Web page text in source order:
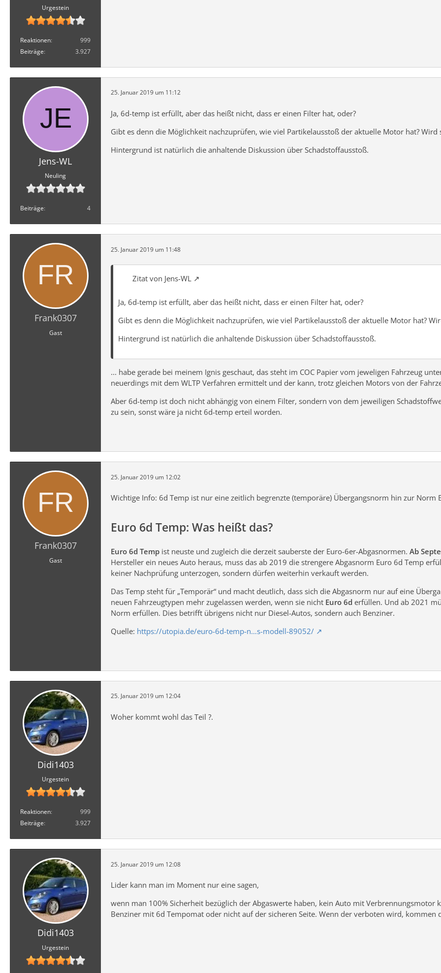
Urgestein
Reaktionen
999
Beiträge
3.927
Jens-WL
Neuling
Beiträge 4
25. Januar 2019 um 11:12
Ja, 6d-temp ist erfüllt, aber das heißt nicht, dass er einen Filter hat, oder?
Gibt es denn die Möglichkeit nachzuprüfen, wie viel Partikelausstoß der aktuelle Motor hat?
Hintergrund ist natürlich die anhaltende Diskussion über Schadstoffausstoß.
Frank0307
Gast
25. Januar 2019 um 11:48
Zitat von Jens-WL
Ja, 6d-temp ist erfüllt, aber das heißt nicht, dass er einen Filter hat, oder?
Gibt es denn die Möglichkeit nachzuprüfen, wie viel Partikelausstoß der aktuelle Motor hat?
Hintergrund ist natürlich die anhaltende Diskussion über Schadstoffausstoß.
... habe gerade bei meinem Ignis geschaut, das steht im COC Papier vom jeweligen Fahrzeug
neuerdings mit dem WLTP Verfahren ermittelt und der kann, trotz gleichen Motors von der
Aber 6d-temp ist doch nicht abhängig von einem Filter, sondern von dem jeweiligen
zu sein, sonst wäre ja nicht 6d-temp erteil worden.
Frank0307
Gast
25. Januar 2019 um 12:02
Wichtige Info: 6d Temp ist nur eine zeitlich begrenzte (temporäre) Übergangsnorm hin zur Norm
Euro 6d Temp: Was heißt das?
Euro 6d Temp ist neuste und zugleich die derzeit sauberste der Euro-6er-Abgasnormen. Ab
Hersteller ein neues Auto heraus, muss das ab 2019 die strengere Abgasnorm Euro 6d Temp
keiner Nachprüfung unterzogen, sondern dürfen weiterhin verkauft werden.
Das Temp steht für „Temporär“ und macht deutlich, dass sich die Abgasnorm nur auf eine
neuen Fahrzeugtypen mehr zugelassen werden, wenn sie nicht Euro 6d erfüllen. Und ab 2021
Norm erfüllen. Dies betrifft übrigens nicht nur Diesel-Autos, sondern auch Benziner.
Quelle: https://utopia.de/euro-6d-temp-n…s-modell-89052/
Didi1403
Urgestein
Reaktionen
999
Beiträge
3.927
25. Januar 2019 um 12:04
Woher kommt wohl das Teil ?.
Didi1403
Urgestein
25. Januar 2019 um 12:08
Lider kann man im Moment nur eine sagen,
wenn man 100% Sicherheit bezüglich der Abgaswerte haben, kein Auto mit Verbrennungsmotor
Benziner mit 6d Tempomat oder nicht auf der sicheren Seite. Wenn der verboten wird, kommen